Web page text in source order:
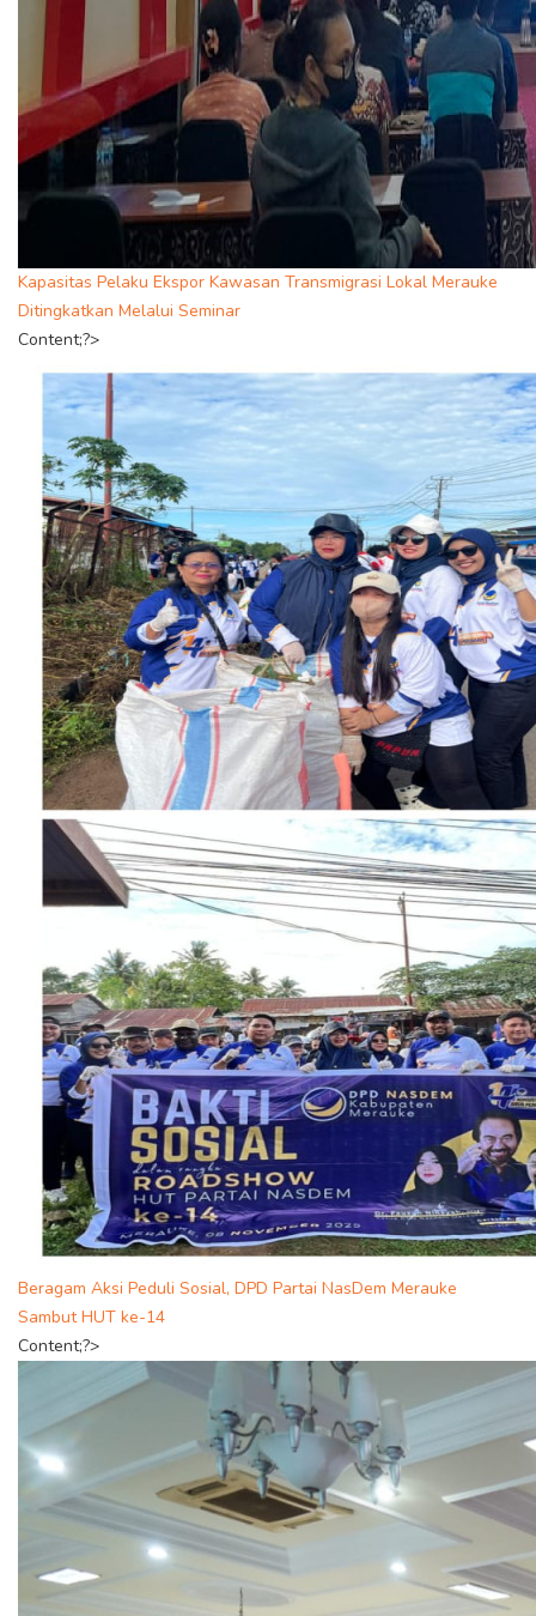
Kapasitas Pelaku Ekspor Kawasan Transmigrasi Lokal Merauke
Ditingkatkan Melalui Seminar
Content;?>
Beragam Aksi Peduli Sosial, DPD Partai NasDem Merauke
Sambut HUT ke-14
Content;?>